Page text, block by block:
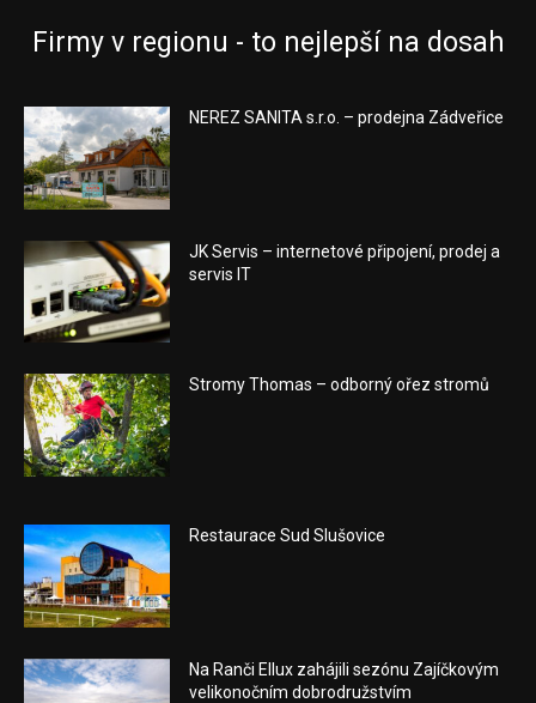
Firmy v regionu - to nejlepší na dosah
NEREZ SANITA s.r.o. – prodejna Zádveřice
JK Servis – internetové připojení, prodej a
servis IT
Stromy Thomas – odborný ořez stromů
Restaurace Sud Slušovice
Na Ranči Ellux zahájili sezónu Zajíčkovým
velikonočním dobrodružstvím